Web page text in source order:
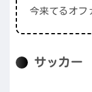
今来てるオフ
サッカー